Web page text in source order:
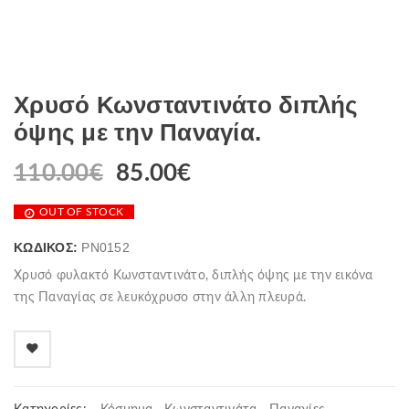
Χρυσό Κωνσταντινάτο διπλής
όψης με την Παναγία.
110.00€ 85.00€
OUT OF STOCK
ΚΩΔΙΚΌΣ: PN0152
Χρυσό φυλακτό Κωνσταντινάτο, διπλής όψης με την εικόνα
της Παναγίας σε λευκόχρυσο στην άλλη πλευρά.